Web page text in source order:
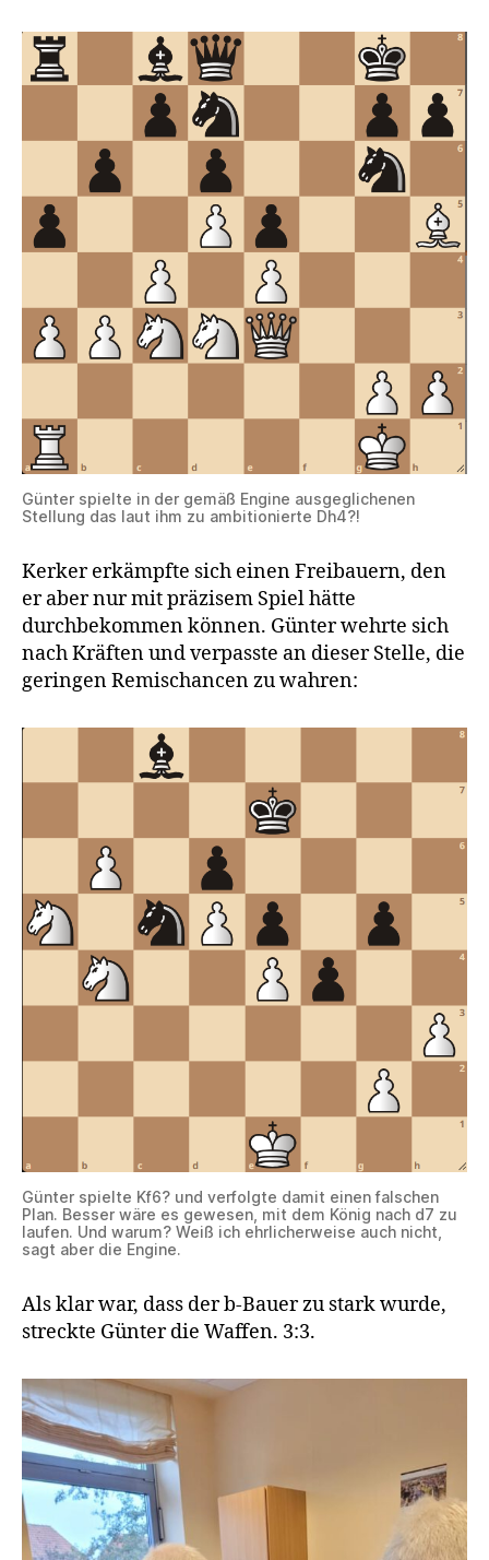
Günter spielte in der gemäß Engine ausgeglichenen
Stellung das laut ihm zu ambitionierte Dh4?!
Kerker erkämpfte sich einen Freibauern, den
er aber nur mit präzisem Spiel hätte
durchbekommen können. Günter wehrte sich
nach Kräften und verpasste an dieser Stelle, die
geringen Remischancen zu wahren:
Günter spielte Kf6? und verfolgte damit einen falschen
Plan. Besser wäre es gewesen, mit dem König nach d7 zu
laufen. Und warum? Weiß ich ehrlicherweise auch nicht,
sagt aber die Engine.
Als klar war, dass der b-Bauer zu stark wurde,
streckte Günter die Waffen. 3:3.